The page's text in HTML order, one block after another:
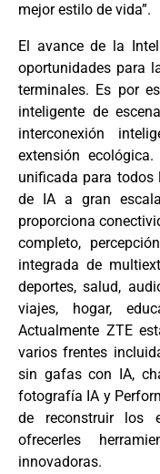
mejor estilo de vida”.
El avance de la
oportunidades para
terminales. Es por
inteligente de
interconexión
extensión
unificada para todos
de IA a gran
proporciona
completo,
integrada de
deportes, salud,
viajes, hogar,
Actualmente ZTE
varios frentes
sin gafas con IA,
fotografía IA y
de reconstruir los
ofrecerles
innovadoras.